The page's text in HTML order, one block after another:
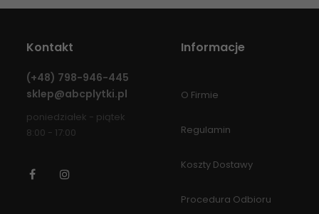
Kontakt
(+48) 798-946-445
sklep@abcplytki.pl
poniedziałek - piątek
8:00 - 17:00
Facebook
Informacje
O Firmie
Regulamin
Koszty Dostawy
Procedura Odbioru